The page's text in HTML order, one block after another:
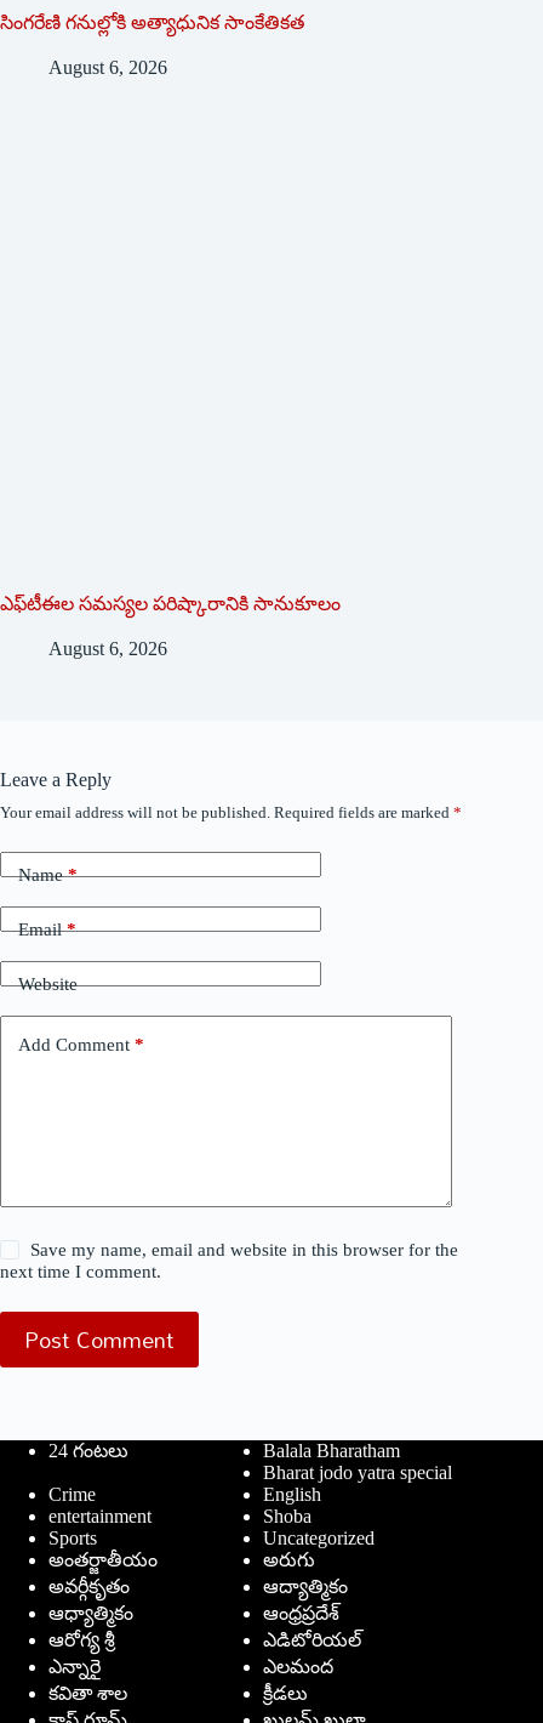
సింగరేణి గనుల్లోకి అత్యాధునిక సాంకేతికత
August 6, 2026
ఎఫ్‌టీఈల సమస్యల పరిష్కారానికి సానుకూలం
August 6, 2026
Leave a Reply
Your email address will not be published. Required fields are marked *
Name*
Email*
Website
Add Comment *
Save my name, email and website in this browser for the
next time I comment.
Post Comment
24 గంటలు
Balala Bharatham
Bharat jodo yatra special
Crime
English
entertainment
Shoba
Sports
Uncategorized
అంతర్జాతీయం
అరుగు
అవర్గీకృతం
ఆద్యాత్మికం
ఆధ్యాత్మికం
ఆంధ్రప్రదేశ్
ఆరోగ్య శ్రీ
ఎడిటోరియల్
ఎన్నారై
ఎలమంద
కవితా శాల
క్రీడలు